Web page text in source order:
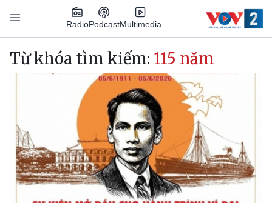
Nhảy đến nội dung
RadioPodcastMultimedia
Main navigation
Từ khóa tìm kiếm: 115 năm